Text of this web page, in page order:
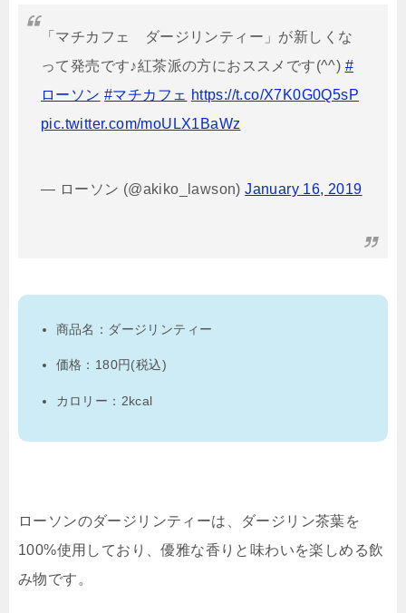
「マチカフェ ダージリンティー」が新しくな
って発売です♪紅茶派の方におススメです(^^) #
ローソン #マチカフェ https://t.co/X7K0G0Q5sP
pic.twitter.com/moULX1BaWz
— ローソン (@akiko_lawson)January 16, 2019
商品名：ダージリンティー
価格：180円(税込)
カロリー：2kcal
ローソンのダージリンティーは、ダージリン茶葉を
100%使用しており、優雅な香りと味わいを楽しめる飲
み物です。